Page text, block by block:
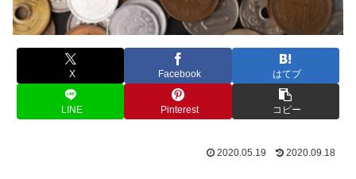
X Facebook はてブ
LINE Pinterest コピー
2020.05.19 2020.09.18